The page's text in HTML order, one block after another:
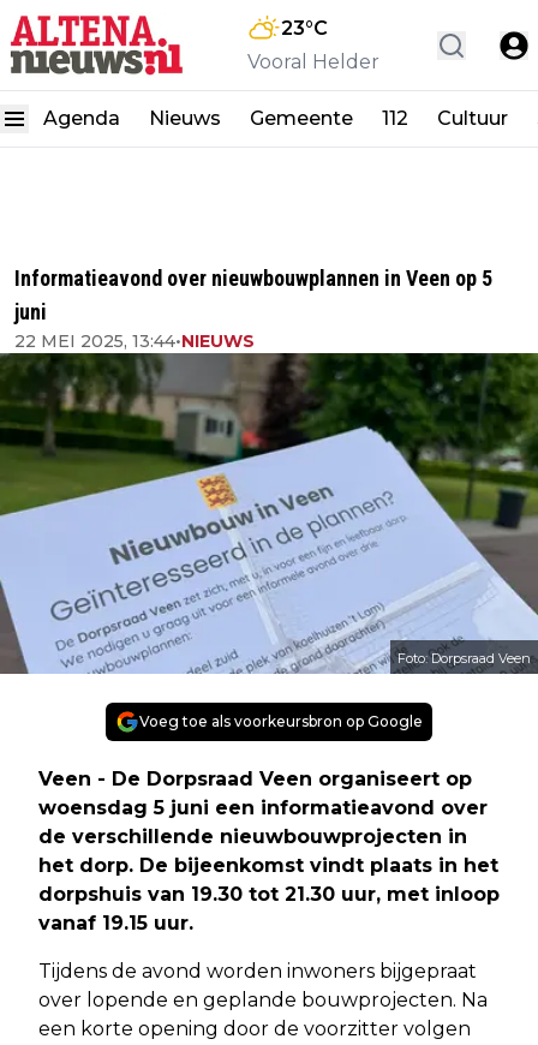
23°C
Vooral Helder
Agenda Nieuws Gemeente 112 Cultuur
Informatieavond over nieuwbouwplannen in Veen op 5
juni
22 MEI 2025, 13:44•NIEUWS
Foto: Dorpsraad Veen
Voeg toe als voorkeursbron op Google
Veen - De Dorpsraad Veen organiseert op
woensdag 5 juni een informatieavond over
de verschillende nieuwbouwprojecten in
het dorp. De bijeenkomst vindt plaats in het
dorpshuis van 19.30 tot 21.30 uur, met inloop
vanaf 19.15 uur.
Tijdens de avond worden inwoners bijgepraat
over lopende en geplande bouwprojecten. Na
een korte opening door de voorzitter volgen